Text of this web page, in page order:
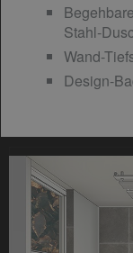
Stahl-
Wand-
Design-